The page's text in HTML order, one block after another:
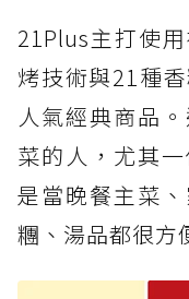
21Plus主打使
烤技術與21種
人氣經典商品
菜的人，尤其
是當晚餐主菜
糰、湯品都很方